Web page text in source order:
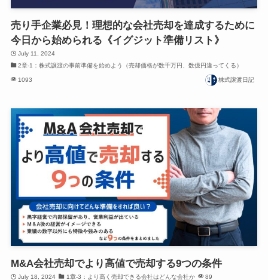
売り手企業必見！理想的な会社売却を達成するために
今日から始められる《イグジット準備リスト》
July 11, 2024
2章-1：株式譲渡の事前準備を始めよう（売却価格が数千万円、数億円違ってくる）
1093 株式譲渡日記
M&A会社売却でより高値で売却する9つの条件
July 18, 2024 1章-3：より高く売却できる会社はどんな会社か 89